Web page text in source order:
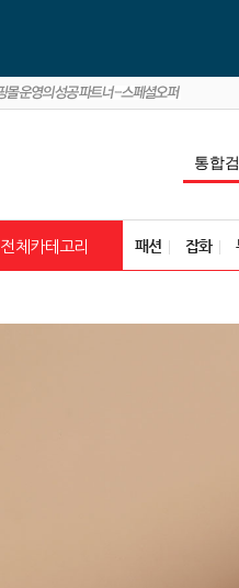
전체카테고리 패션 잡화